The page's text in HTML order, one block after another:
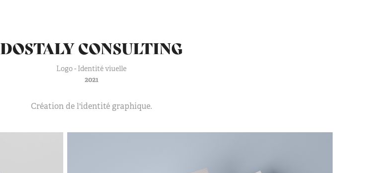
DOSTALY CONSULTING
Logo - Identité viuelle
2021
Création de l'identité graphique.